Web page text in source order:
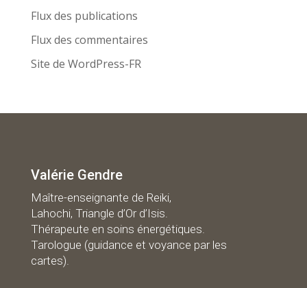
Flux des publications
Flux des commentaires
Site de WordPress-FR
Valérie Gendre
Maître-enseignante de Reiki,
Lahochi, Triangle d’Or d’Isis.
Thérapeute en soins énergétiques.
Tarologue (guidance et voyance par les
cartes).